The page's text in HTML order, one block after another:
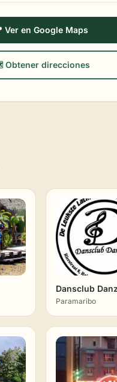
Ver en Google Maps
direcciones
Dansclub
Paramaribo